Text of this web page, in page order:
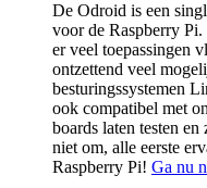
De Odroid is een
voor de Raspberry
er veel toepassingen
ontzettend veel
besturingssystemen
ook compatibel met
boards laten testen
niet om, alle eerste
Raspberry Pi! Ga nu